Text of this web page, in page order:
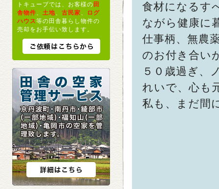
食材になるす
ながら健康に
仕事柄、無農
のお付き合い
５０歳過ぎ、
れいで、心も
私も、まだ間
トキューブでは、お客様の田
舎物件
土地 古民家
ログ
ハウス等の田舎暮らし物件の
売却をお手伝い致します。